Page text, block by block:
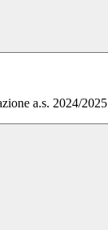
a.s. 2024/2025